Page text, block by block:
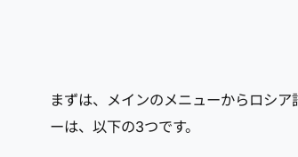
まずは、メインのメニューからロシ
ーは、以下の3つです。